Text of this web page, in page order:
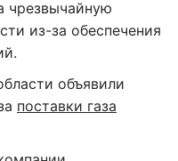
чрезвычайную
из-за обеспечения
объявили
поставки газа